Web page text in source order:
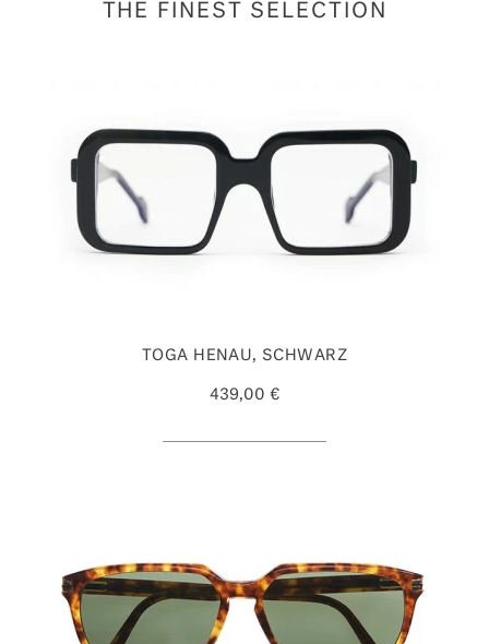
THE FINEST SELECTION
TOGA HENAU, SCHWARZ
439,00 €